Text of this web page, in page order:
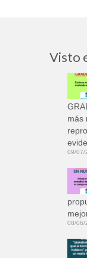
Visto
más
09/07/
08/06/